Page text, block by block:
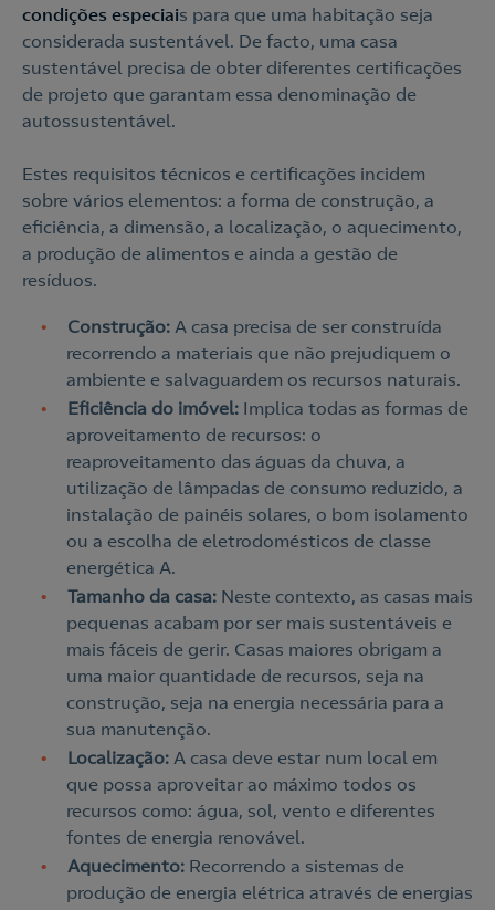
condições especiais para que uma habitação seja
considerada sustentável. De facto, uma casa
sustentável precisa de obter diferentes certificações
de projeto que garantam essa denominação de
autossustentável.
Estes requisitos técnicos e certificações incidem
sobre vários elementos: a forma de construção, a
eficiência, a dimensão, a localização, o aquecimento,
a produção de alimentos e ainda a gestão de
resíduos.
Construção: A casa precisa de ser construída
recorrendo a materiais que não prejudiquem o
ambiente e salvaguardem os recursos naturais.
Eficiência do imóvel: Implica todas as formas de
aproveitamento de recursos: o
reaproveitamento das águas da chuva, a
utilização de lâmpadas de consumo reduzido, a
instalação de painéis solares, o bom isolamento
ou a escolha de eletrodomésticos de classe
energética A.
Tamanho da casa: Neste contexto, as casas mais
pequenas acabam por ser mais sustentáveis e
mais fáceis de gerir. Casas maiores obrigam a
uma maior quantidade de recursos, seja na
construção, seja na energia necessária para a
sua manutenção.
Localização: A casa deve estar num local em
que possa aproveitar ao máximo todos os
recursos como: água, sol, vento e diferentes
fontes de energia renovável.
Aquecimento: Recorrendo a sistemas de
produção de energia elétrica através de energias